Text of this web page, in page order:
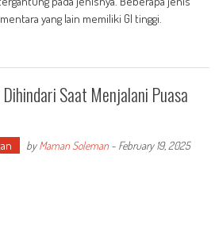
yang lain memiliki GI tinggi.
Saat Menjalani Puasa
byMaman Soleman- February 19, 2025